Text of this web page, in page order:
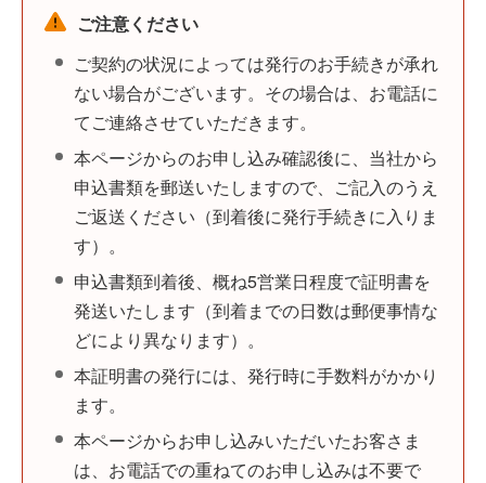
ご注意ください
ご契約の状況によっては発行のお手続きが承れ
ない場合がございます。その場合は、お電話に
てご連絡させていただきます。
本ページからのお申し込み確認後に、当社から
申込書類を郵送いたしますので、ご記入のうえ
ご返送ください（到着後に発行手続きに入りま
す）。
申込書類到着後、概ね5営業日程度で証明書を
発送いたします（到着までの日数は郵便事情な
どにより異なります）。
本証明書の発行には、発行時に手数料がかかり
ます。
本ページからお申し込みいただいたお客さま
は、お電話での重ねてのお申し込みは不要で